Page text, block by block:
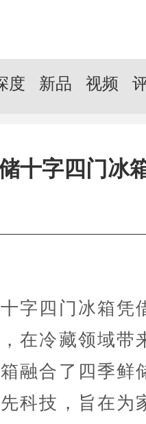
度 新品 视频
十字四门冰
字四门冰箱凭
在冷藏领域带
融合了四季鲜
科技，旨在为